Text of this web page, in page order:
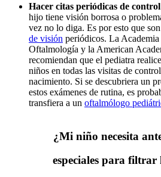
Hacer citas periódicas de
hijo tiene visión borrosa o
vez no lo diga. Es por esto que
de visión periódicos. La
Oftalmología y la American
recomiendan que el pediatra
niños en todas las visitas de
nacimiento. Si se descubriera un
estos exámenes de rutina, es
transfiera a un oftalmólogo
¿M​i niño necesita
especiales para filtrar